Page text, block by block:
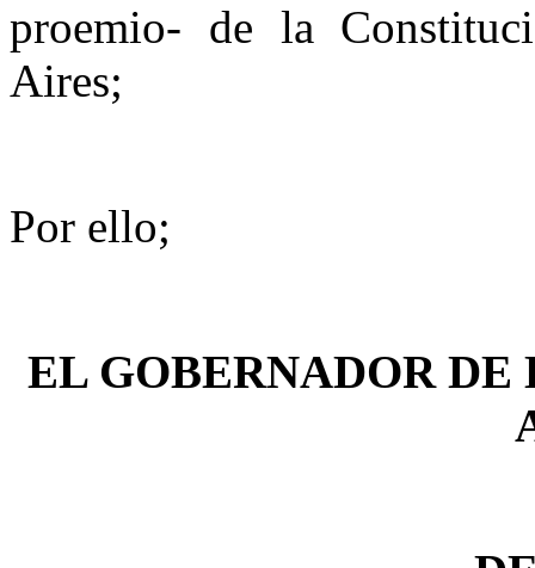
proemio- de la
Aires;
Por ello;
EL GOBERNADOR DE